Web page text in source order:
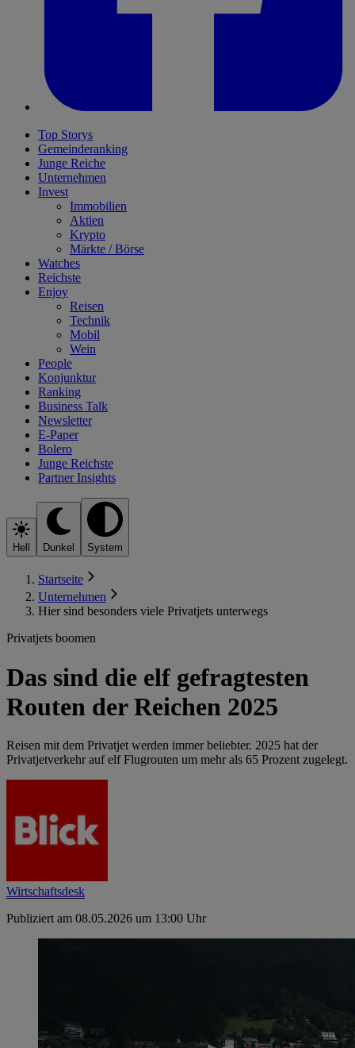
Top Storys
Gemeinderanking
Junge Reiche
Unternehmen
Invest
Immobilien
Aktien
Krypto
Märkte / Börse
Watches
Reichste
Enjoy
Reisen
Technik
Mobil
Wein
People
Konjunktur
Ranking
Business Talk
Newsletter
E-Paper
Bolero
Junge Reichste
Partner Insights
Hell Dunkel System
Startseite
Unternehmen
Hier sind besonders viele Privatjets unterwegs
Privatjets boomen
Das sind die elf gefragtesten
Routen der Reichen 2025
Reisen mit dem Privatjet werden immer beliebter. 2025 hat der
Privatjetverkehr auf elf Flugrouten um mehr als 65 Prozent zugelegt.
Wirtschaftsdesk
Publiziert am 08.05.2026 um 13:00 Uhr